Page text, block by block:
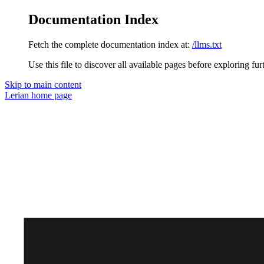
Documentation Index
Fetch the complete documentation index at: /llms.txt
Use this file to discover all available pages before exploring
Skip to main content
Lerian home page